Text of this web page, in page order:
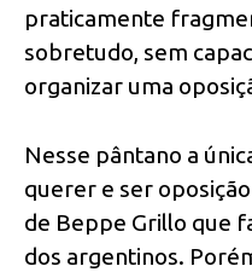
praticamente
sobretudo, sem
organizar uma
Nesse pântano a
querer e ser
de Beppe Grillo que
dos argentinos.